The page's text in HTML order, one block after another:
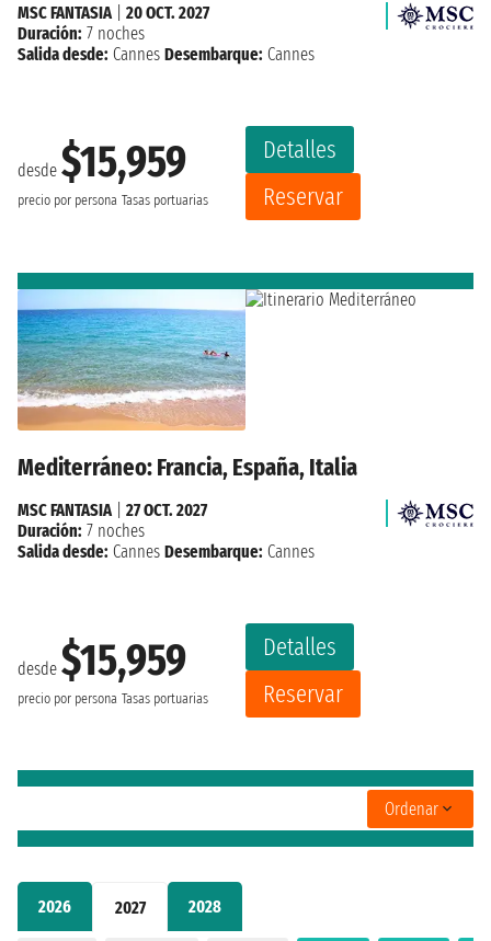
2026 2027 2028
desde $15,959
precio por persona Tasas portuarias
Detalles
Reservar
MSC FANTASIA| 20 OCT. 2027
Duración: 7 noches
Salida desde: Cannes Desembarque: Cannes
Mediterráneo: Francia, España, Italia
desde $15,959
precio por persona Tasas portuarias
Detalles
Reservar
MSC FANTASIA| 27 OCT. 2027
Duración: 7 noches
Salida desde: Cannes Desembarque: Cannes
Ordenar